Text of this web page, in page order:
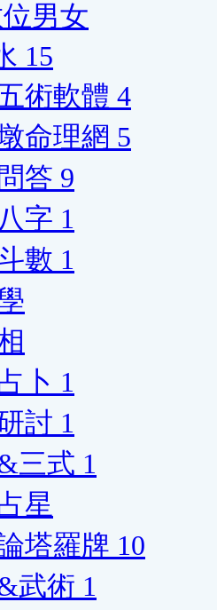
男女
15
術軟體 4
命理網 5
答 9
字 1
數 1
卜 1
討 1
三式 1
星
塔羅牌 10
武術 1